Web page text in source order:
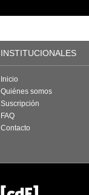
INSTITUCIONALES
Inicio
Quiénes somos
Suscripción
FAQ
Contacto